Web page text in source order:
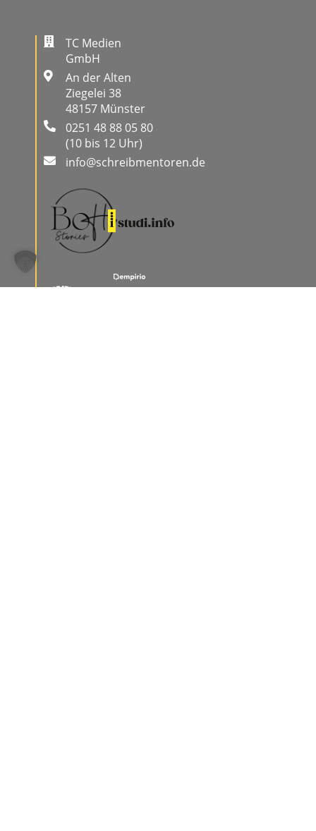
TC Medien
GmbH
An der Alten
Ziegelei 38
48157 Münster
0251 48 88 05 80
(10 bis 12 Uhr)
info@schreibmentoren.de